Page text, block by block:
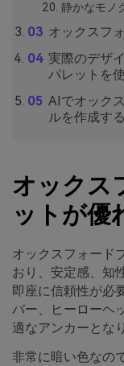
静かなモノ
オックスフ
実際のデザ
パレットを
AIでオック
ルを作成する
オックス
ットが優
オックスフォード
おり、安定感、知
即座に信頼性が必
バー、ヒーローヘ
適なアンカーとな
非常に暗い色なの